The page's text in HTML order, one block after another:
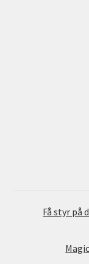
Få styr på